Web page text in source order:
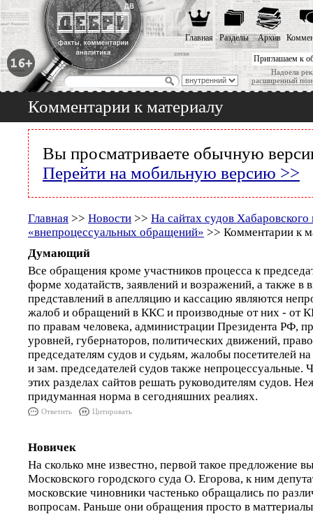
Приглашаем к
Надоела
расширенный
Главная Разделы Архив
Комментарии к материалу
Вы просматриваете обычную
Перейти на мобильную версию >>
Главная >> Новости >> На сайтах судов Хабаровского
«внепроцессуальных обращений» >> Комментарии к
Думающий
Все обращения кроме участников процесса к
форме ходатайств, заявлений и возражений, а также в
представлений в апелляцию и кассацию являются
жалоб и обращений в ККС и производные от них - от
по правам человека, администрации Президента РФ,
уровней, губернаторов, политических движений,
председателям судов и судьям, жалобы посетителей
и зам. председателей судов также непроцессуальные.
этих разделах сайтов решать руководителям судов.
придуманная норма в сегодняшних реалиях.
Ответить Цитировать
Новичек
На сколько мне известно, первой такое предложение
Московского городского суда О. Егорова, к ним
московские чиновники частенько обращались по
вопросам. Раньше они обращения просто в